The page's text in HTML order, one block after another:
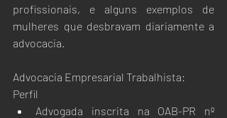
profissionais, e alguns exemplos de
mulheres que desbravam diariamente a
advocacia.
Advocacia Empresarial Trabalhista:
Perfil
Advogada inscrita na OAB-PR nº